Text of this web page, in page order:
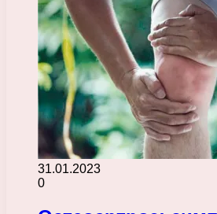
31.01.2023
0